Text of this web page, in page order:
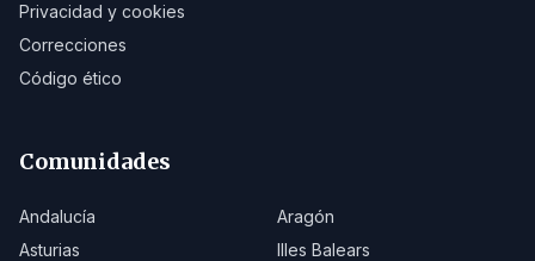
Privacidad y cookies
Correcciones
Código ético
Comunidades
Andalucía
Aragón
Asturias
Illes Balears